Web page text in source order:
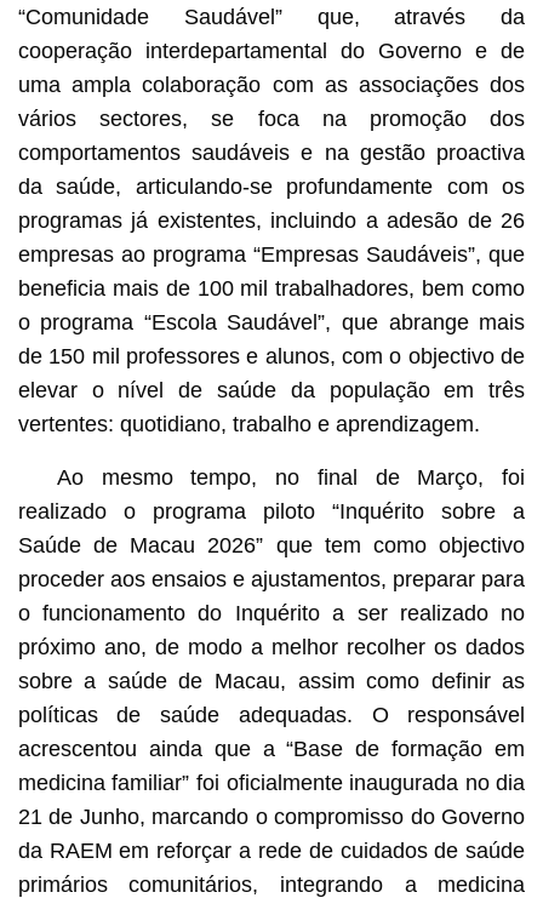
“Comunidade Saudável” que, através da
cooperação interdepartamental do Governo e de
uma ampla colaboração com as associações dos
vários sectores, se foca na promoção dos
comportamentos saudáveis e na gestão proactiva
da saúde, articulando-se profundamente com os
programas já existentes, incluindo a adesão de 26
empresas ao programa “Empresas Saudáveis”, que
beneficia mais de 100 mil trabalhadores, bem como
o programa “Escola Saudável”, que abrange mais
de 150 mil professores e alunos, com o objectivo de
elevar o nível de saúde da população em três
vertentes: quotidiano, trabalho e aprendizagem.
Ao mesmo tempo, no final de Março, foi
realizado o programa piloto “Inquérito sobre a
Saúde de Macau 2026” que tem como objectivo
proceder aos ensaios e ajustamentos, preparar para
o funcionamento do Inquérito a ser realizado no
próximo ano, de modo a melhor recolher os dados
sobre a saúde de Macau, assim como definir as
políticas de saúde adequadas. O responsável
acrescentou ainda que a “Base de formação em
medicina familiar” foi oficialmente inaugurada no dia
21 de Junho, marcando o compromisso do Governo
da RAEM em reforçar a rede de cuidados de saúde
primários comunitários, integrando a medicina